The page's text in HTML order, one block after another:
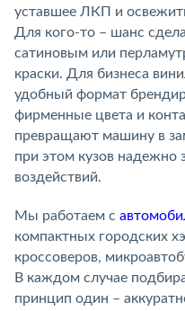
уставшее ЛКП и
Для кого-то – шанс
сатиновым или
краски. Для бизнеса
удобный формат
фирменные цвета и
превращают машину в
при этом кузов
воздействий.
Мы работаем с
компактных городских
кроссоверов,
В каждом случае
принцип один –